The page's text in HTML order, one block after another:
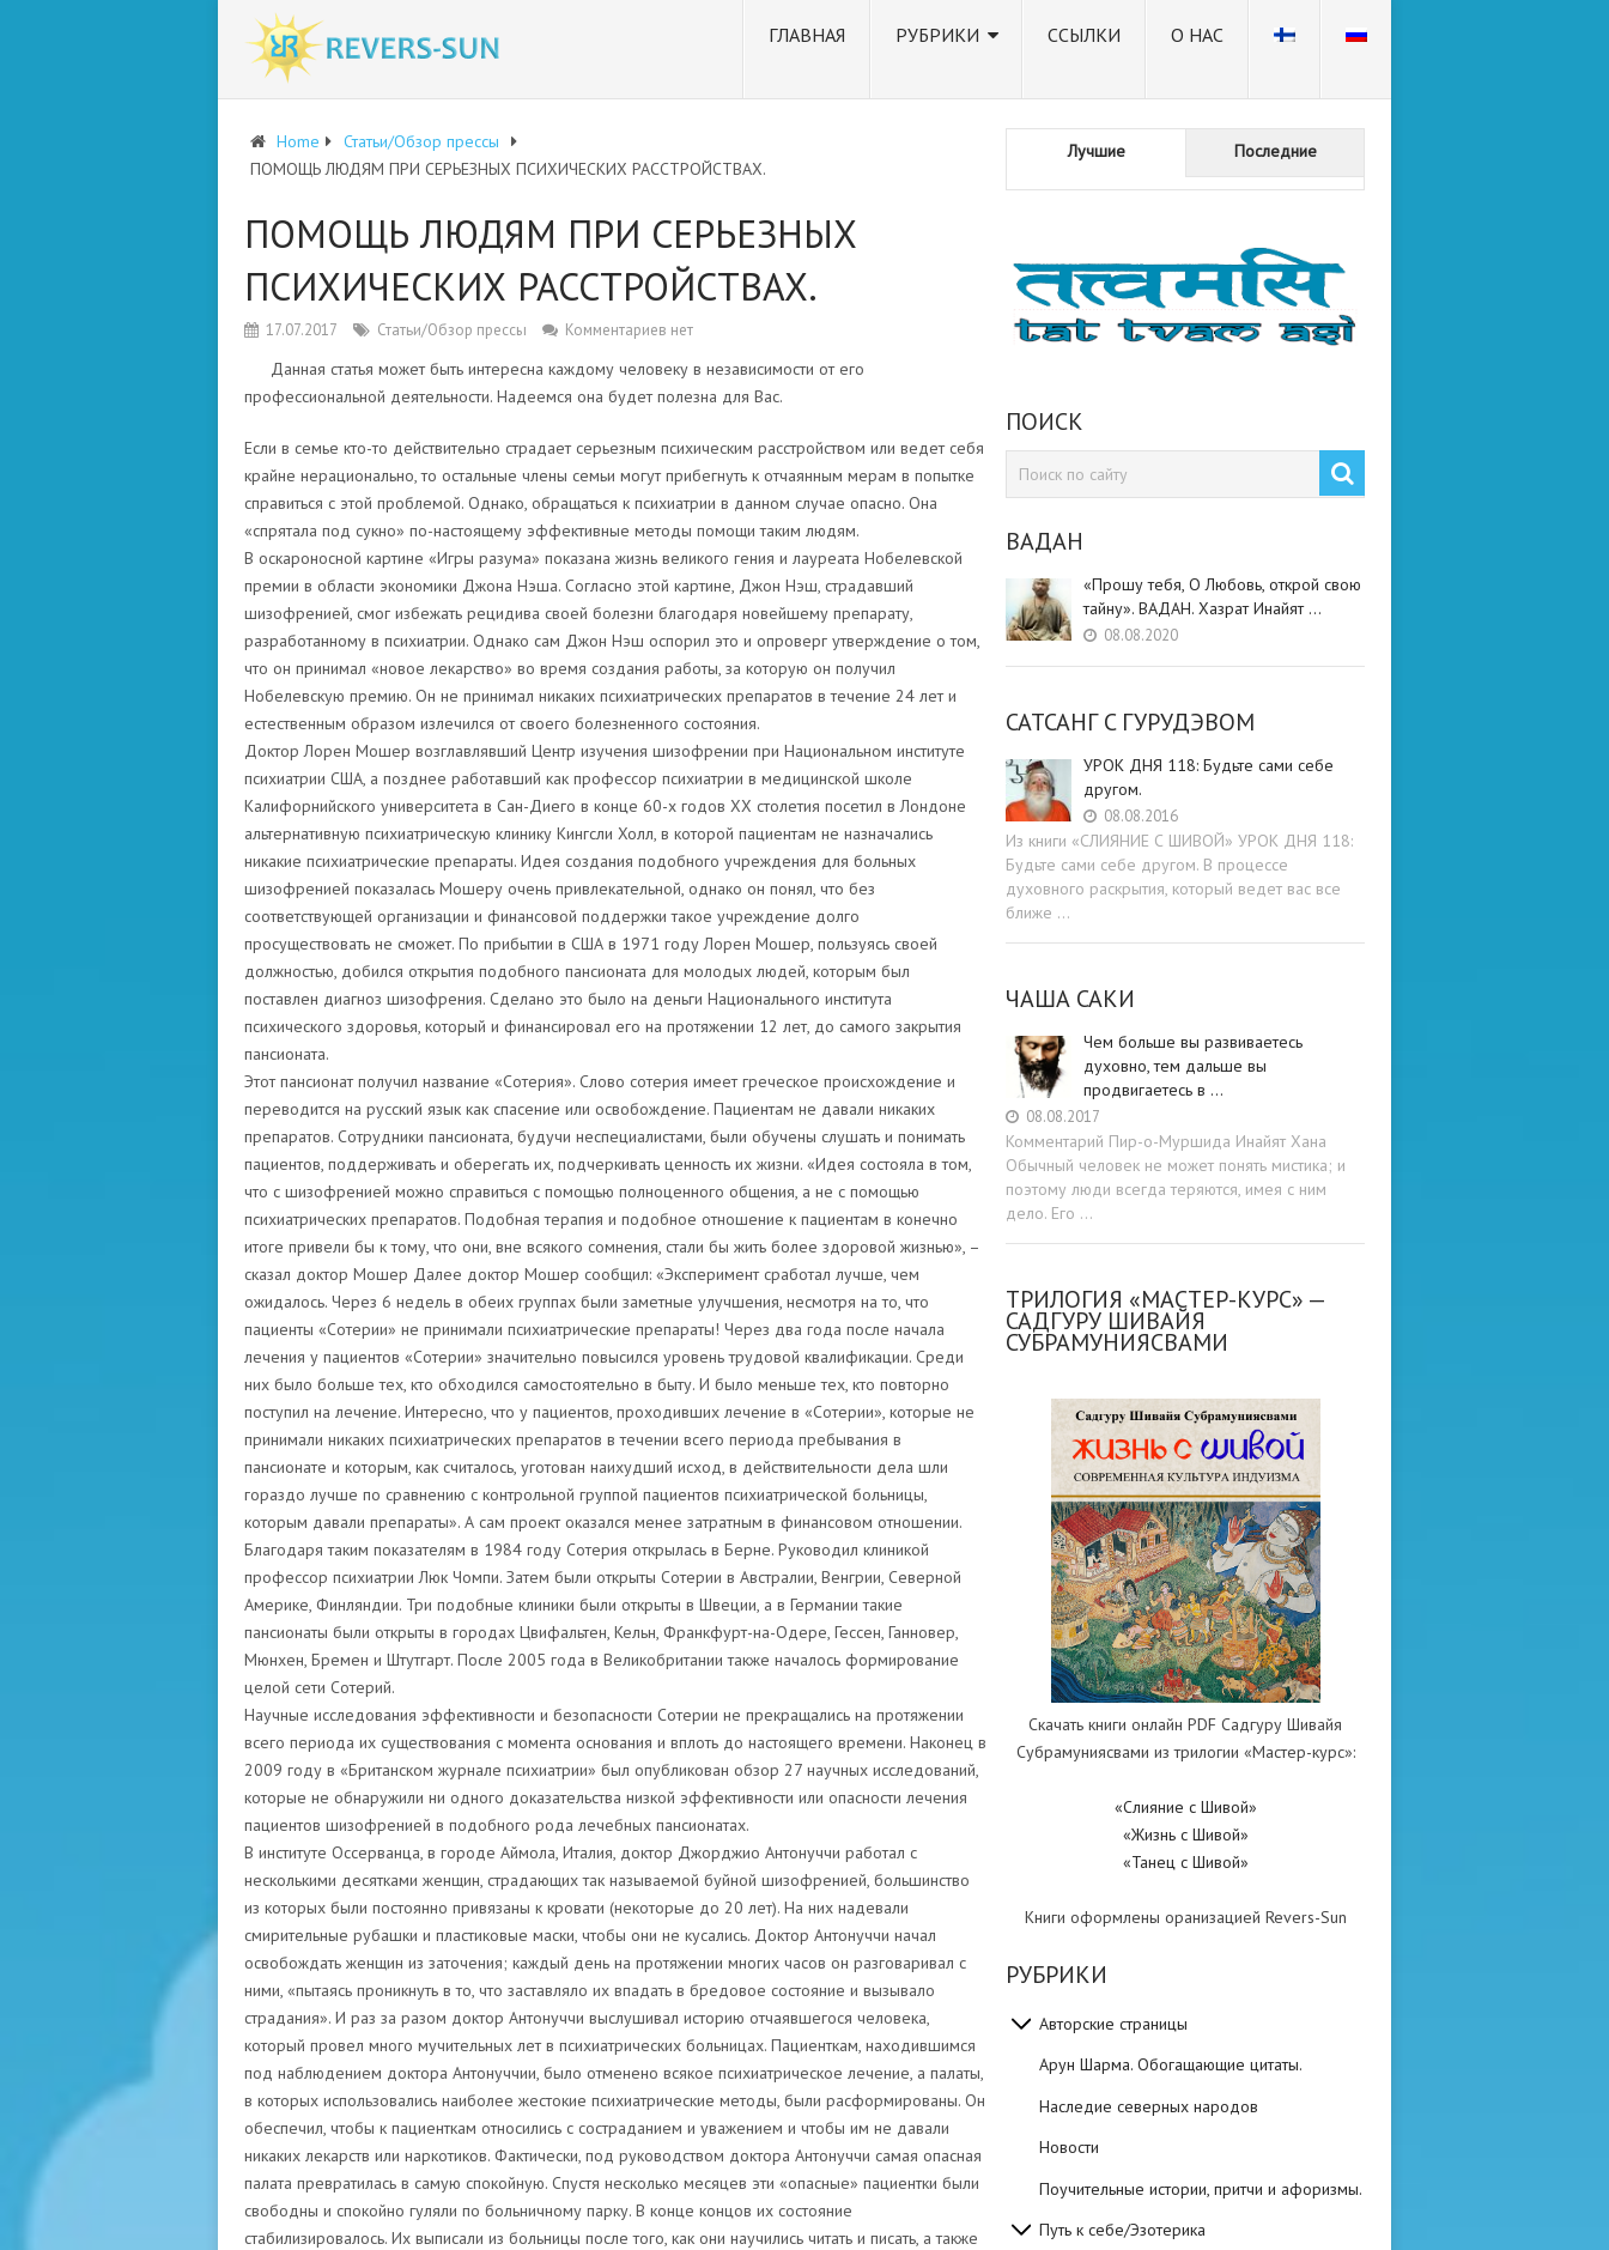
ГЛАВНАЯ РУБРИКИ ССЫЛКИ О НАС
Home
Статьи/Обзор прессы
ПОМОЩЬ ЛЮДЯМ ПРИ СЕРЬЕЗНЫХ ПСИХИЧЕСКИХ РАССТРОЙСТВАХ.
ПОМОЩЬ ЛЮДЯМ ПРИ СЕРЬЕЗНЫХ
ПСИХИЧЕСКИХ РАССТРОЙСТВАХ.
17.07.2017 Статьи/Обзор прессы Комментариев нет
Данная статья может быть интересна каждому человеку в независимости от его
профессиональной деятельности. Надеемся она будет полезна для Вас.
Если в семье кто-то действительно страдает серьезным психическим расстройством или ведет себя
крайне нерационально, то остальные члены семьи могут прибегнуть к отчаянным мерам в попытке
справиться с этой проблемой. Однако, обращаться к психиатрии в данном случае опасно. Она
«спрятала под сукно» по-настоящему эффективные методы помощи таким людям.
В оскароносной картине «Игры разума» показана жизнь великого гения и лауреата Нобелевской
премии в области экономики Джона Нэша. Согласно этой картине, Джон Нэш, страдавший
шизофренией, смог избежать рецидива своей болезни благодаря новейшему препарату,
разработанному в психиатрии. Однако сам Джон Нэш оспорил это и опроверг утверждение о том,
что он принимал «новое лекарство» во время создания работы, за которую он получил
Нобелевскую премию. Он не принимал никаких психиатрических препаратов в течение 24 лет и
естественным образом излечился от своего болезненного состояния.
Доктор Лорен Мошер возглавлявший Центр изучения шизофрении при Национальном институте
психиатрии США, а позднее работавший как профессор психиатрии в медицинской школе
Калифорнийского университета в Сан-Диего в конце 60-х годов ХХ столетия посетил в Лондоне
альтернативную психиатрическую клинику Кингсли Холл, в которой пациентам не назначались
никакие психиатрические препараты. Идея создания подобного учреждения для больных
шизофренией показалась Мошеру очень привлекательной, однако он понял, что без
соответствующей организации и финансовой поддержки такое учреждение долго
просуществовать не сможет. По прибытии в США в 1971 году Лорен Мошер, пользуясь своей
должностью, добился открытия подобного пансионата для молодых людей, которым был
поставлен диагноз шизофрения. Сделано это было на деньги Национального института
психического здоровья, который и финансировал его на протяжении 12 лет, до самого закрытия
пансионата.
Этот пансионат получил название «Сотерия». Слово сотерия имеет греческое происхождение и
переводится на русский язык как спасение или освобождение. Пациентам не давали никаких
препаратов. Сотрудники пансионата, будучи неспециалистами, были обучены слушать и понимать
пациентов, поддерживать и оберегать их, подчеркивать ценность их жизни. «Идея состояла в том,
что с шизофренией можно справиться с помощью полноценного общения, а не с помощью
психиатрических препаратов. Подобная терапия и подобное отношение к пациентам в конечно
итоге привели бы к тому, что они, вне всякого сомнения, стали бы жить более здоровой жизнью», –
сказал доктор Мошер Далее доктор Мошер сообщил: «Эксперимент сработал лучше, чем
ожидалось. Через 6 недель в обеих группах были заметные улучшения, несмотря на то, что
пациенты «Сотерии» не принимали психиатрические препараты! Через два года после начала
лечения у пациентов «Сотерии» значительно повысился уровень трудовой квалификации. Среди
них было больше тех, кто обходился самостоятельно в быту. И было меньше тех, кто повторно
поступил на лечение. Интересно, что у пациентов, проходивших лечение в «Сотерии», которые не
принимали никаких психиатрических препаратов в течении всего периода пребывания в
пансионате и которым, как считалось, уготован наихудший исход, в действительности дела шли
гораздо лучше по сравнению с контрольной группой пациентов психиатрической больницы,
которым давали препараты». А сам проект оказался менее затратным в финансовом отношении.
Благодаря таким показателям в 1984 году Сотерия открылась в Берне. Руководил клиникой
профессор психиатрии Люк Чомпи. Затем были открыты Сотерии в Австралии, Венгрии, Северной
Америке, Финляндии. Три подобные клиники были открыты в Швеции, а в Германии такие
пансионаты были открыты в городах Цвифальтен, Кельн, Франкфурт-на-Одере, Гессен, Ганновер,
Мюнхен, Бремен и Штутгарт. После 2005 года в Великобритании также началось формирование
целой сети Сотерий.
Научные исследования эффективности и безопасности Сотерии не прекращались на протяжении
всего периода их существования с момента основания и вплоть до настоящего времени. Наконец в
2009 году в «Британском журнале психиатрии» был опубликован обзор 27 научных исследований,
которые не обнаружили ни одного доказательства низкой эффективности или опасности лечения
пациентов шизофренией в подобного рода лечебных пансионатах.
В институте Оссерванца, в городе Аймола, Италия, доктор Джорджио Антонуччи работал с
несколькими десятками женщин, страдающих так называемой буйной шизофренией, большинство
из которых были постоянно привязаны к кровати (некоторые до 20 лет). На них надевали
смирительные рубашки и пластиковые маски, чтобы они не кусались. Доктор Антонуччи начал
освобождать женщин из заточения; каждый день на протяжении многих часов он разговаривал с
ними, «пытаясь проникнуть в то, что заставляло их впадать в бредовое состояние и вызывало
страдания». И раз за разом доктор Антонуччи выслушивал историю отчаявшегося человека,
который провел много мучительных лет в психиатрических больницах. Пациенткам, находившимся
под наблюдением доктора Антонуччии, было отменено всякое психиатрическое лечение, а палаты,
в которых использовались наиболее жестокие психиатрические методы, были расформированы. Он
обеспечил, чтобы к пациенткам относились с состраданием и уважением и чтобы им не давали
никаких лекарств или наркотиков. Фактически, под руководством доктора Антонуччи самая опасная
палата превратилась в самую спокойную. Спустя несколько месяцев эти «опасные» пациентки были
свободны и спокойно гуляли по больничному парку. В конце концов их состояние
стабилизировалось. Их выписали из больницы после того, как они научились читать и писать, а также
Лучшие Последние
ПОИСК
ВАДАН
«Прошу тебя, О Любовь, открой свою
тайну». ВАДАН. Хазрат Инайят …
08.08.2020
САТСАНГ C ГУРУДЭВОМ
УРОК ДНЯ 118: Будьте cами cебе
другом.
08.08.2016
Из книги «СЛИЯНИЕ С ШИВОЙ» УРОК ДНЯ 118:
Будьте cами cебе другом. В процессе
духовного раскрытия, который ведет вас все
ближе …
ЧАША САКИ
Чем больше вы развиваетесь
духовно, тем дальше вы
продвигаетесь в …
08.08.2017
Комментарий Пир-о-Муршида Инайят Хана
Обычный человек не может понять мистика; и
поэтому люди всегда теряются, имея с ним
дело. Его …
ТРИЛОГИЯ «МАСТЕР-КУРС» —
САДГУРУ ШИВАЙЯ
СУБРАМУНИЯСВАМИ
Скачать книги онлайн PDF Садгуру Шивайя
Субрамуниясвами из трилогии «Мастер-курс»:
«Слияние с Шивой»
«Жизнь с Шивой»
«Танец с Шивой»
Книги оформлены оранизацией Revers-Sun
РУБРИКИ
Авторские страницы
Арун Шарма. Обогащающие цитаты.
Наследие северных народов
Новости
Поучительные истории, притчи и афоризмы.
Путь к себе/Эзотерика